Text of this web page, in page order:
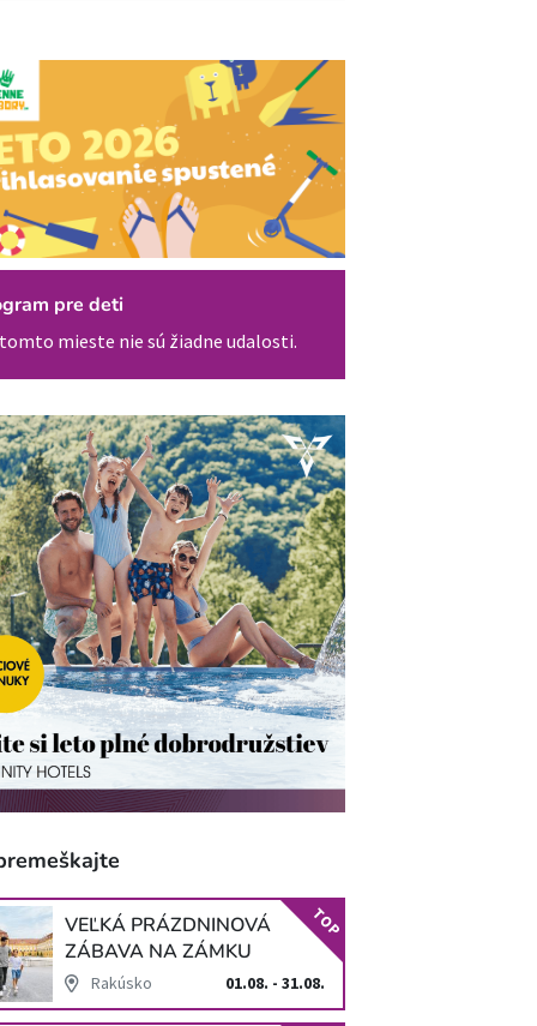
pre deti
mieste nie sú žiadne udalosti.
VEĽKÁ PRÁZDNINOVÁ
ZÁBAVA NA ZÁMKU
SCHLOSS HOF
Rakúsko 01.08. - 31.08.
TOP